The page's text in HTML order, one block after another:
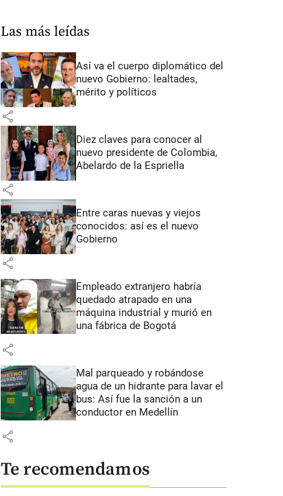
Las más leídas
Así va el cuerpo diplomático del
nuevo Gobierno: lealtades,
mérito y políticos
share
Diez claves para conocer al
nuevo presidente de Colombia,
Abelardo de la Espriella
share
Entre caras nuevas y viejos
conocidos: así es el nuevo
Gobierno
share
Empleado extranjero habría
quedado atrapado en una
máquina industrial y murió en
una fábrica de Bogotá
share
Mal parqueado y robándose
agua de un hidrante para lavar el
bus: Así fue la sanción a un
conductor en Medellín
share
Te recomendamos